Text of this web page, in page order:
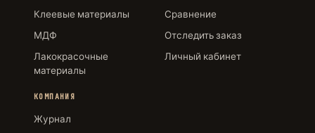
Клеевые материалы
МДФ
Лакокрасочные
материалы
Сравнение
Отследить заказ
Личный кабинет
КОМПАНИЯ
Журнал